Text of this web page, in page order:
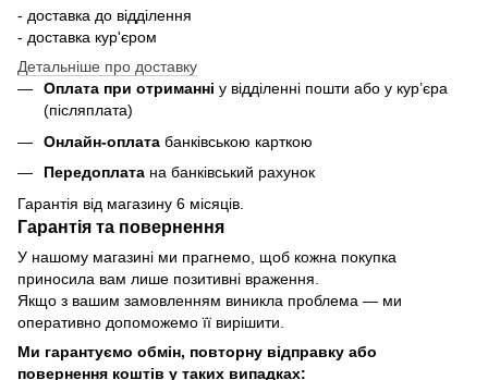
- доставка до відділення
- доставка кур'єром
Детальніше про доставку
Оплата при отриманні у відділенні пошти або у кур’єра
(післяплата)
Онлайн-оплата банківською карткою
Передоплата на банківський рахунок
Гарантія від магазину 6 місяців.
Гарантія та повернення
У нашому магазині ми прагнемо, щоб кожна покупка
приносила вам лише позитивні враження.
Якщо з вашим замовленням виникла проблема — ми
оперативно допоможемо її вирішити.
Ми гарантуємо обмін, повторну відправку або
повернення коштів у таких випадках: